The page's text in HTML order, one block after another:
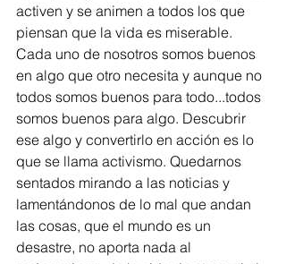
activen y se animen a todos los que
piensan que la vida es miserable.
Cada uno de nosotros somos buenos
en algo que otro necesita y aunque no
todos somos buenos para todo...todos
somos buenos para algo. Descubrir
ese algo y convertirlo en acción es lo
que se llama activismo. Quedarnos
sentados mirando a las noticias y
lamentándonos de lo mal que andan
las cosas, que el mundo es un
desastre, no aporta nada al